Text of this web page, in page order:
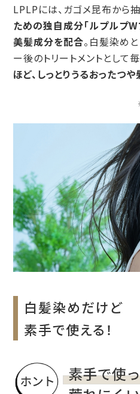
LPLPには、ガゴメ昆布から
ための独自成分「ルプルプ
美髪成分を配合。白髪染め
ー後のトリートメントとして
ほど、しっとりうるおったつ
白髪染めだけど
素手で使える！